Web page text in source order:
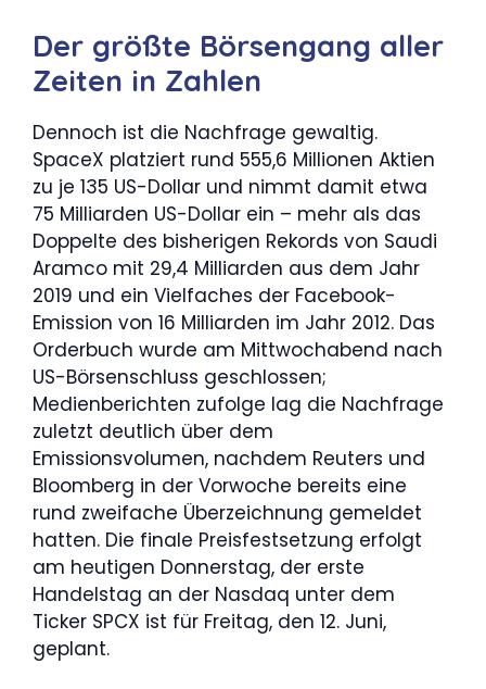
Der größte Börsengang aller
Zeiten in Zahlen
Dennoch ist die Nachfrage gewaltig.
SpaceX platziert rund 555,6 Millionen Aktien
zu je 135 US-Dollar und nimmt damit etwa
75 Milliarden US-Dollar ein – mehr als das
Doppelte des bisherigen Rekords von Saudi
Aramco mit 29,4 Milliarden aus dem Jahr
2019 und ein Vielfaches der Facebook-
Emission von 16 Milliarden im Jahr 2012. Das
Orderbuch wurde am Mittwochabend nach
US-Börsenschluss geschlossen;
Medienberichten zufolge lag die Nachfrage
zuletzt deutlich über dem
Emissionsvolumen, nachdem Reuters und
Bloomberg in der Vorwoche bereits eine
rund zweifache Überzeichnung gemeldet
hatten. Die finale Preisfestsetzung erfolgt
am heutigen Donnerstag, der erste
Handelstag an der Nasdaq unter dem
Ticker SPCX ist für Freitag, den 12. Juni,
geplant.